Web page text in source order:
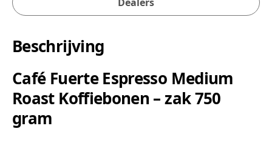
Beschrijving
Café Fuerte Espresso Medium
Roast Koffiebonen – zak 750
gram